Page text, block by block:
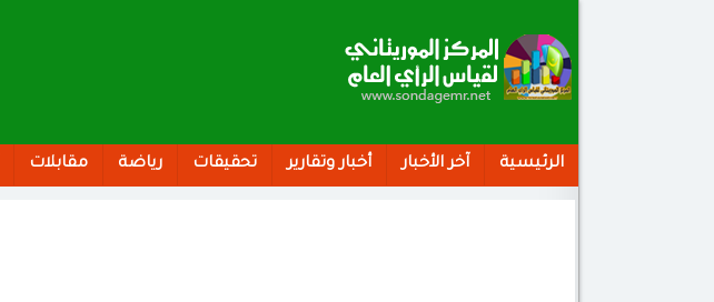
الرئيسية آخر الأخبار أخبار وتقارير تحقيقات رياضة مقابلات